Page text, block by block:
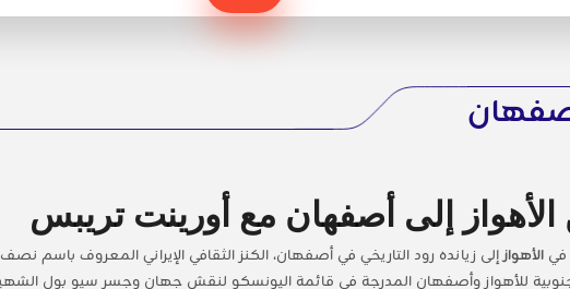
إلى أصفهان مع أورينت تريبس
في الأهواز إلى زيانده رود التاريخي في أصفهان، الكنز الثقافي الإيراني المعروف باسم